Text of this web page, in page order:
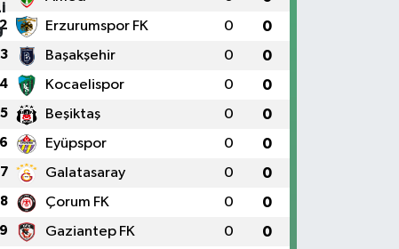
2 Erzurumspor FK 0 0
3 Başakşehir 0 0
4 Kocaelispor 0 0
5 Beşiktaş 0 0
6 Eyüpspor 0 0
7 Galatasaray 0 0
8 Çorum FK 0 0
9 Gaziantep FK 0 0